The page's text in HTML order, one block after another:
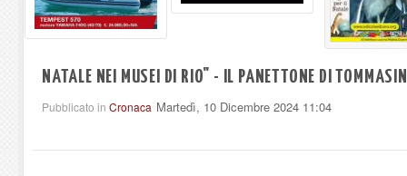
NATALE NEI MUSEI DI RIO" - IL PANETTONE DI
Pubblicato in Cronaca Martedì, 10 Dicembre 2024 11:04